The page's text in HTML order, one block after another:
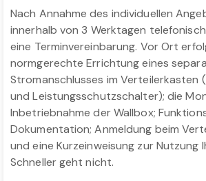
Nach Annahme des individuellen
innerhalb von 3 Werktagen
eine Terminvereinbarung. Vor Ort
normgerechte Errichtung eines
Stromanschlusses im Verteilerkasten
und Leistungsschutzschalter); die
Inbetriebnahme der Wallbox;
Dokumentation; Anmeldung beim
und eine Kurzeinweisung zur Nutzung
Schneller geht nicht.